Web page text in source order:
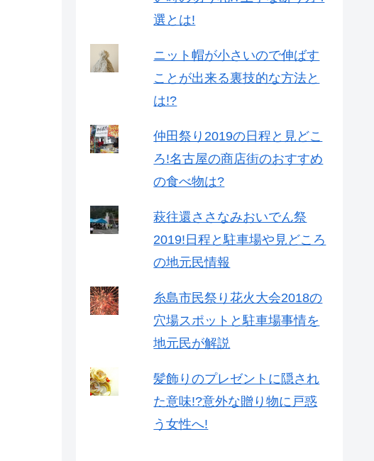
選とは!
ニット帽が小さいので伸ばす
ことが出来る裏技的な方法と
は!?
仲田祭り2019の日程と見どこ
ろ!名古屋の商店街のおすすめ
の食べ物は?
萩往還ささなみおいでん祭
2019!日程と駐車場や見どころ
の地元民情報
糸島市民祭り花火大会2018の
穴場スポットと駐車場事情を
地元民が解説
髪飾りのプレゼントに隠され
た意味!?意外な贈り物に戸惑
う女性へ!